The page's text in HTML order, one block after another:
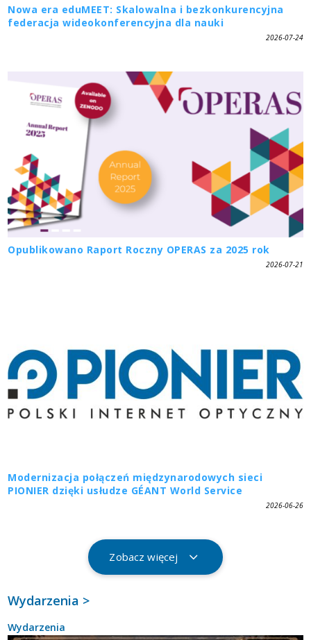
Nowa era eduMEET: Skalowalna i bezkonkurencyjna
federacja wideokonferencyjna dla nauki
2026-07-24
Opublikowano Raport Roczny OPERAS za 2025 rok
2026-07-21
Modernizacja połączeń międzynarodowych sieci
PIONIER dzięki usłudze GÉANT World Service
2026-06-26
Zobacz więcej
Wydarzenia >
Wydarzenia